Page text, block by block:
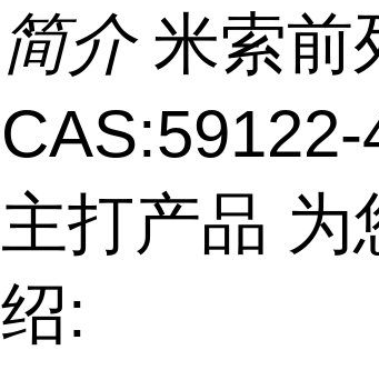
简介 米索前
主打产品 为
绍: